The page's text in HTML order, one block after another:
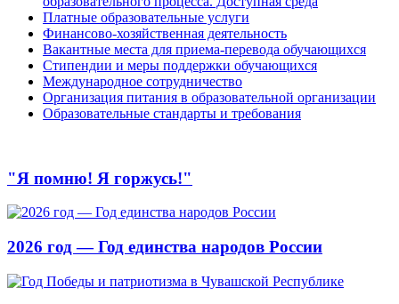
Платные образовательные услуги
Финансово-хозяйственная деятельность
Вакантные места для приема-перевода обучающихся
Стипендии и меры поддержки обучающихся
Международное сотрудничество
Организация питания в образовательной организации
Образовательные стандарты и требования
"Я помню! Я горжусь!"
2026 год — Год единства народов России